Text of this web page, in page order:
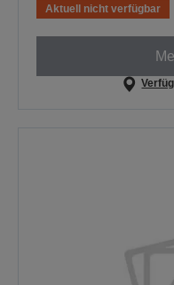
Aktuell nicht verfügbar